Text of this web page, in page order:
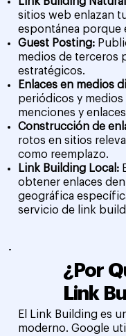
sitios web enlazan
espontánea porque
Guest Posting:
medios de terceros
estratégicos.
Enlaces en medios
periódicos y
menciones y
Construcción de
rotos en sitios
como reemplazo.
Link Building Local:
obtener enlaces
geográfica
servicio de link
¿Por
Link
El Link Building es
moderno. Google